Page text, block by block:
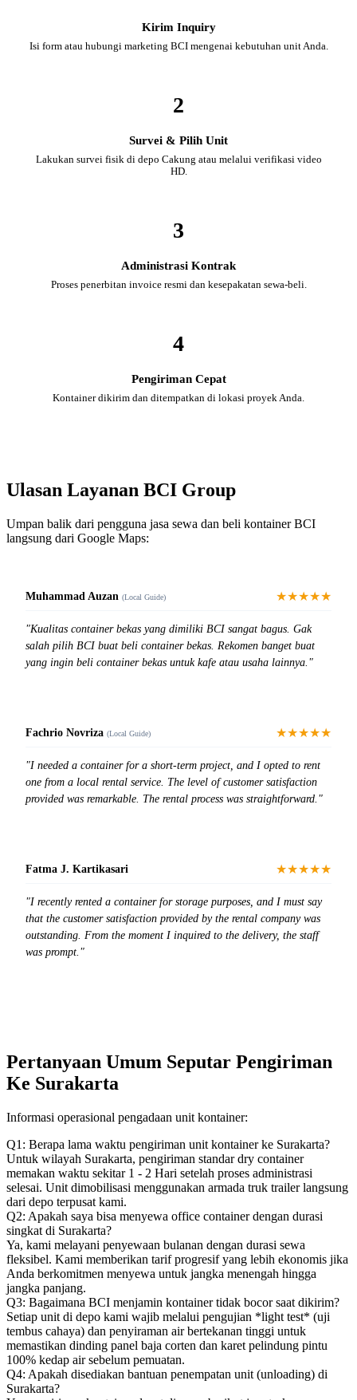
Kirim Inquiry
Isi form atau hubungi marketing BCI mengenai kebutuhan unit Anda.
2
Survei & Pilih Unit
Lakukan survei fisik di depo Cakung atau melalui verifikasi video
HD.
3
Administrasi Kontrak
Proses penerbitan invoice resmi dan kesepakatan sewa-beli.
4
Pengiriman Cepat
Kontainer dikirim dan ditempatkan di lokasi proyek Anda.
Ulasan Layanan BCI Group
Umpan balik dari pengguna jasa sewa dan beli kontainer BCI
langsung dari Google Maps:
Muhammad Auzan (Local Guide) ★★★★★
"Kualitas container bekas yang dimiliki BCI sangat bagus. Gak
salah pilih BCI buat beli container bekas. Rekomen banget buat
yang ingin beli container bekas untuk kafe atau usaha lainnya."
Fachrio Novriza (Local Guide) ★★★★★
"I needed a container for a short-term project, and I opted to rent
one from a local rental service. The level of customer satisfaction
provided was remarkable. The rental process was straightforward."
Fatma J. Kartikasari ★★★★★
"I recently rented a container for storage purposes, and I must say
that the customer satisfaction provided by the rental company was
outstanding. From the moment I inquired to the delivery, the staff
was prompt."
Pertanyaan Umum Seputar Pengiriman
Ke Surakarta
Informasi operasional pengadaan unit kontainer:
Q1: Berapa lama waktu pengiriman unit kontainer ke Surakarta?
Untuk wilayah Surakarta, pengiriman standar dry container
memakan waktu sekitar 1 - 2 Hari setelah proses administrasi
selesai. Unit dimobilisasi menggunakan armada truk trailer langsung
dari depo terpusat kami.
Q2: Apakah saya bisa menyewa office container dengan durasi
singkat di Surakarta?
Ya, kami melayani penyewaan bulanan dengan durasi sewa
fleksibel. Kami memberikan tarif progresif yang lebih ekonomis jika
Anda berkomitmen menyewa untuk jangka menengah hingga
jangka panjang.
Q3: Bagaimana BCI menjamin kontainer tidak bocor saat dikirim?
Setiap unit di depo kami wajib melalui pengujian *light test* (uji
tembus cahaya) dan penyiraman air bertekanan tinggi untuk
memastikan dinding panel baja corten dan karet pelindung pintu
100% kedap air sebelum pemuatan.
Q4: Apakah disediakan bantuan penempatan unit (unloading) di
Surakarta?